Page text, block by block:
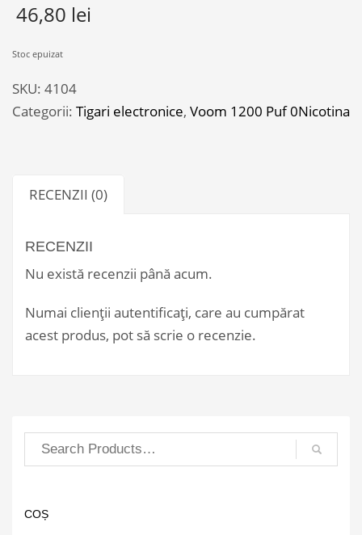
46,80 lei
Stoc epuizat
SKU: 4104
Categorii: Tigari electronice, Voom 1200 Puf 0Nicotina
RECENZII (0)
RECENZII
Nu există recenzii până acum.
Numai clienții autentificați, care au cumpărat
acest produs, pot să scrie o recenzie.
COȘ